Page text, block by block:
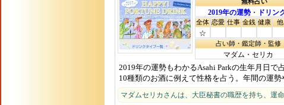
無料占い
2019年の運勢 ・ ドリン
全体
☆
恋愛 仕事 金銭 健康 他
占い師・鑑定師・監修
マダム・セリカ
2019年の運勢もわかるAsahi Parkの生年月日で
10種類のお酒に例えて性格を占う。年間の運勢
マダムセリカさんは、大臣秘書の職歴を持ち、運